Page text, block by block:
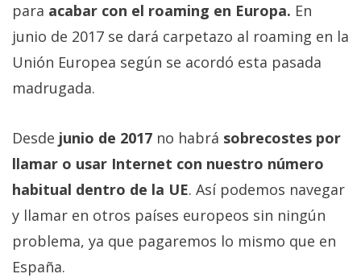
+
Más
temas
Foros
/
Sobre
nosotros
para acabar con el roaming en Europa. En
junio de 2017 se dará carpetazo al roaming en la
Unión Europea según se acordó esta pasada
madrugada.
Desde junio de 2017 no habrá sobrecostes por
llamar o usar Internet con nuestro número
habitual dentro de la UE. Así podemos navegar
y llamar en otros países europeos sin ningún
problema, ya que pagaremos lo mismo que en
España.